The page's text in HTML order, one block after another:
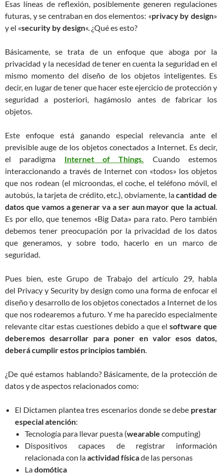
Esas líneas de reflexión, posiblemente generen regulaciones
futuras, y se centraban en dos elementos: «privacy by design»
y el «security by design«. ¿Qué es esto?
Básicamente, se trata de un enfoque que aboga por la
privacidad y la necesidad de tener en cuenta la seguridad en el
mismo momento del diseño de los objetos inteligentes. Es
decir, en lugar de tener que hacer este ejercicio de protección y
seguridad a posteriori, hagámoslo antes de fabricar los
objetos.
Este enfoque está ganando especial relevancia ante el
previsible auge de los objetos conectados a Internet. Es decir,
el paradigma Internet of Things.
Cuando estemos
interaccionando a través de Internet con «todos» los objetos
que nos rodean (el microondas, el coche, el teléfono móvil, el
autobús, la tarjeta de crédito, etc.), obviamente, lacantidad de
datos que vamos a generar va a ser aun mayor que la actual
Es por ello, que tenemos «Big Data» para rato. Pero también
debemos tener preocupación por la privacidad de los datos
que generamos, y sobre todo, hacerlo en un marco de
seguridad.
Pues bien, este Grupo de Trabajo del artículo 29, habla
del Privacy y Security by design como una forma de enfocar el
diseño y desarrollo de los objetos conectados a Internet de los
que nos rodearemos a futuro. Y me ha parecido especialmente
relevante citar estas cuestiones debido a que el software que
deberemos desarrollar para poner en valor esos datos,
deberá cumplir estos principios también
¿De qué estamos hablando? Básicamente, de la protección de
datos y de aspectos relacionados como:
El Dictamen plantea tres escenarios donde se debe prestar
especial atención:
Tecnología para llevar puesta (wearable computing)
Dispositivos capaces de registrar información
relacionada con laactividad físicade las personas
Ladomótica